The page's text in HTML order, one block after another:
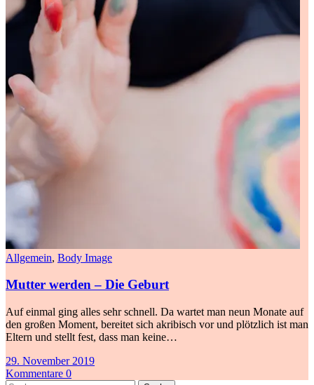
Allgemein, Body Image
Mutter werden – Die Geburt
Auf einmal ging alles sehr schnell. Da wartet man neun Monate auf
den großen Moment, bereitet sich akribisch vor und plötzlich ist man
Eltern und stellt fest, dass man keine…
29. November 2019
Kommentare 0